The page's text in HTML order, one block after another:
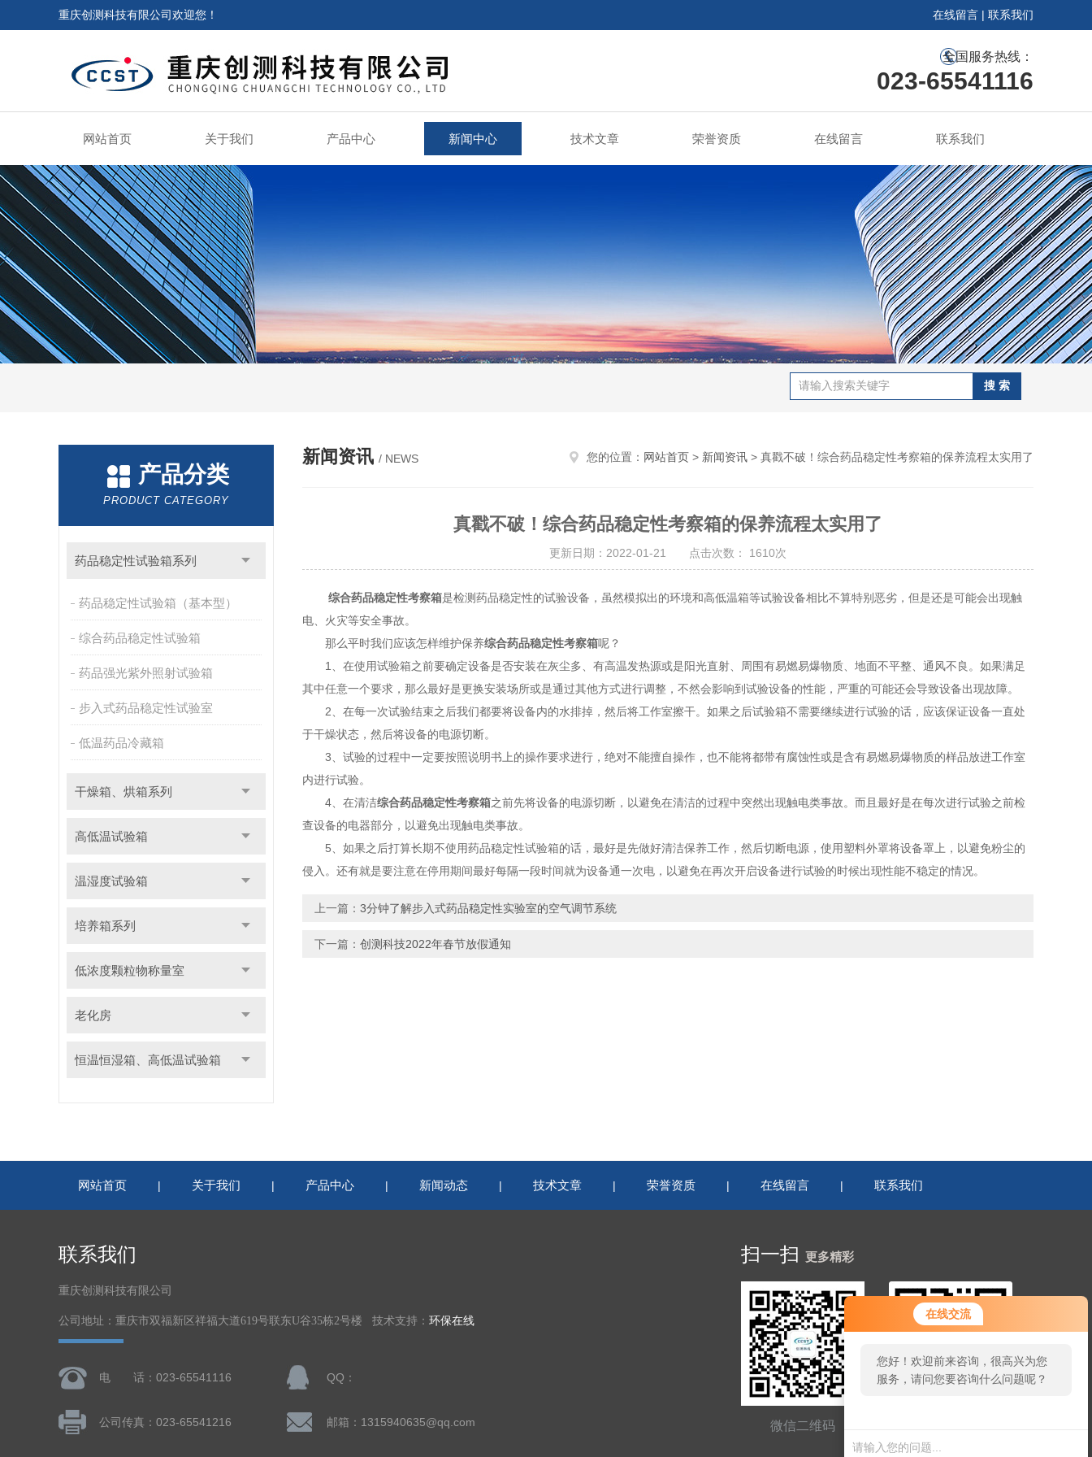
在线交流
您好！欢迎前来咨询，很高兴为您
服务，请问您要咨询什么问题呢？
重庆创测科技有限公司欢迎您！ 在线留言 | 联系我们
全国服务热线：
023-65541116
网站首页 关于我们 产品中心 新闻中心 技术文章 荣誉资质 在线留言 联系我们
产品分类
PRODUCT CATEGORY
药品稳定性试验箱系列
药品稳定性试验箱（基本型）
综合药品稳定性试验箱
药品强光紫外照射试验箱
步入式药品稳定性试验室
低温药品冷藏箱
干燥箱、烘箱系列
高低温试验箱
温湿度试验箱
培养箱系列
低浓度颗粒物称量室
老化房
恒温恒湿箱、高低温试验箱
新闻资讯 / NEWS 您的位置： 网站首页 > 新闻资讯 > 真戳不破！综合药品稳定性考察箱的保养流程太实用了
真戳不破！综合药品稳定性考察箱的保养流程太实用了
更新日期：2022-01-21 点击次数： 1610次
综合药品稳定性考察箱是检测药品稳定性的试验设备，虽然模拟出的环境和高低温箱等试验设备相比不算特别恶劣，但是还是可能会出现触
电、火灾等安全事故。
那么平时我们应该怎样维护保养综合药品稳定性考察箱呢？
1、在使用试验箱之前要确定设备是否安装在灰尘多、有高温发热源或是阳光直射、周围有易燃易爆物质、地面不平整、通风不良。如果满足
其中任意一个要求，那么最好是更换安装场所或是通过其他方式进行调整，不然会影响到试验设备的性能，严重的可能还会导致设备出现故障。
2、在每一次试验结束之后我们都要将设备内的水排掉，然后将工作室擦干。如果之后试验箱不需要继续进行试验的话，应该保证设备一直处
于干燥状态，然后将设备的电源切断。
3、试验的过程中一定要按照说明书上的操作要求进行，绝对不能擅自操作，也不能将都带有腐蚀性或是含有易燃易爆物质的样品放进工作室
内进行试验。
4、在清洁综合药品稳定性考察箱之前先将设备的电源切断，以避免在清洁的过程中突然出现触电类事故。而且最好是在每次进行试验之前检
查设备的电器部分，以避免出现触电类事故。
5、如果之后打算长期不使用药品稳定性试验箱的话，最好是先做好清洁保养工作，然后切断电源，使用塑料外罩将设备罩上，以避免粉尘的
侵入。还有就是要注意在停用期间最好每隔一段时间就为设备通一次电，以避免在再次开启设备进行试验的时候出现性能不稳定的情况。
上一篇： 3分钟了解步入式药品稳定性实验室的空气调节系统
下一篇： 创测科技2022年春节放假通知
网站首页 | 关于我们 | 产品中心 | 新闻动态 | 技术文章 | 荣誉资质 | 在线留言 | 联系我们
联系我们
重庆创测科技有限公司
公司地址：重庆市双福新区祥福大道619号联东U谷35栋2号楼 技术支持： 环保在线
电 话：023-65541116 QQ：
公司传真：023-65541216 邮箱：1315940635@qq.com
扫一扫 更多精彩
微信二维码